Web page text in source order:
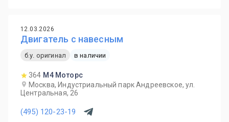
12.03.2026
Двигатель с навесным
б.у. оригинал в наличии
364 М4 Моторс
Москва, Индустриальный парк Андреевское, ул.
Центральная, 26
(495) 120-23-19